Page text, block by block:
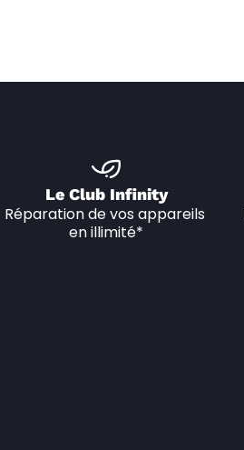
Le Club Infinity
Réparation de vos appareils
en illimité*